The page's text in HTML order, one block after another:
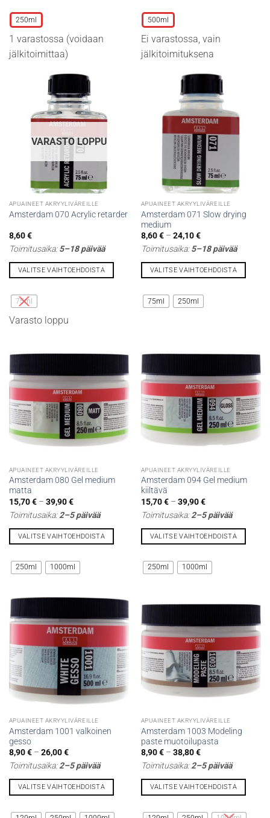
tuotteella
on
useampi
muunnelma.
sivulla.
250ml
1 varastossa (voidaan
jälkitoimittaa)
tuotteella
on
useampi
muunnelma.
sivulla.
500ml
Ei varastossa, vain
jälkitoimituksena
VARASTO LOPPU
APUAINEET AKRYYLIVÄREILLE
Amsterdam 070 Acrylic retarder
8,60€
Toimitusaika:5–18 päivää
VALITSE VAIHTOEHDOISTA
tuotteella
on
useampi
valinnat
tuotteen
sivulla.
75ml
Varasto loppu
APUAINEET AKRYYLIVÄREILLE
Amsterdam 071 Slow drying
medium
8,60€ – 24,10€Hintaluokka:
-
Toimitusaika:5–18 päivää
VALITSE VAIHTOEHDOISTA
tuotteella
on
tehdä
valinnat
tuotteen
sivulla.
75ml 250ml
APUAINEET AKRYYLIVÄREILLE
Amsterdam 080 Gel medium
matta
15,70€ – 39,90€Hintaluokka:
-
Toimitusaika:2–5 päivää
VALITSE VAIHTOEHDOISTA
tuotteella
on
muunnelma.
Voit
tehdä
tuotteen
sivulla.
250ml 1000ml
APUAINEET AKRYYLIVÄREILLE
Amsterdam 094 Gel medium
kiiltävä
15,70€ – 39,90€Hintaluokka:
-
Toimitusaika:2–5 päivää
VALITSE VAIHTOEHDOISTA
tuotteella
on
Voit
tehdä
valinnat
tuotteen
sivulla.
250ml 1000ml
APUAINEET AKRYYLIVÄREILLE
Amsterdam 1001 valkoinen
gesso
8,90€ – 26,00€Hintaluokka:
8,90 €
-
Toimitusaika:2–5 päivää
VALITSE VAIHTOEHDOISTA
tuotteella
APUAINEET AKRYYLIVÄREILLE
Amsterdam 1003 Modeling
paste muotoilupasta
8,90€ – 38,80€Hintaluokka:
8,90 €
-
Toimitusaika:2–5 päivää
VALITSE VAIHTOEHDOISTA
tuotteella